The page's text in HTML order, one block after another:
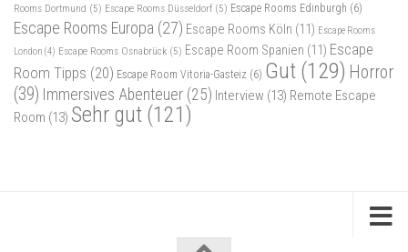
Rooms Dortmund (5) Escape Rooms Düsseldorf (5) Escape Rooms Edinburgh (6)
Escape Rooms Europa (27) Escape Rooms Köln (11) Escape Rooms
London (4) Escape Rooms Osnabrück (5) Escape Room Spanien (11) Escape
Room Tipps (20) Escape Room Vitoria-Gasteiz (6) Gut (129) Horror
(39) Immersives Abenteuer (25) Interview (13) Remote Escape
Room (13) Sehr gut (121)